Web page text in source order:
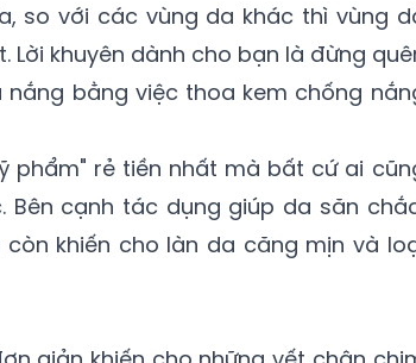
so với các vùng da khác thì vùng
khuyên dành cho bạn là đừng
bằng việc thoa kem chống
phẩm" rẻ tiền nhất mà bất cứ ai
cạnh tác dụng giúp da săn
khiến cho làn da căng mịn và